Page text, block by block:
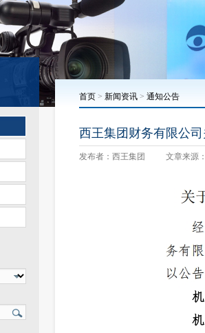
首页 > 新闻资讯 > 通知公告
西王集团财务有限公
发布者：西王集团 文章来源